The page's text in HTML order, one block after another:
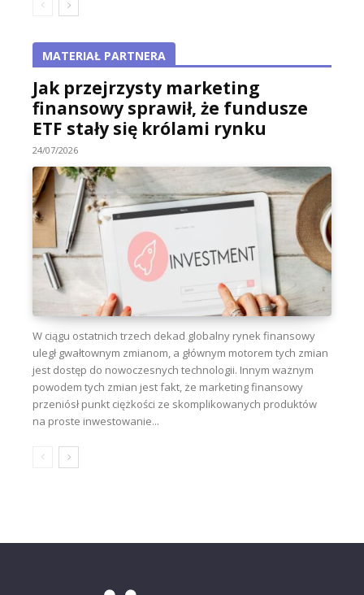
MATERIAŁ PARTNERA
Jak przejrzysty marketing
finansowy sprawił, że fundusze
ETF stały się królami rynku
24/07/2026
W ciągu ostatnich trzech dekad globalny rynek finansowy
uległ gwałtownym zmianom, a głównym motorem tych zmian
jest dostęp do nowoczesnych technologii. Innym ważnym
powodem tych zmian jest fakt, że marketing finansowy
przeniósł punkt ciężkości ze skomplikowanych produktów
na proste inwestowanie...